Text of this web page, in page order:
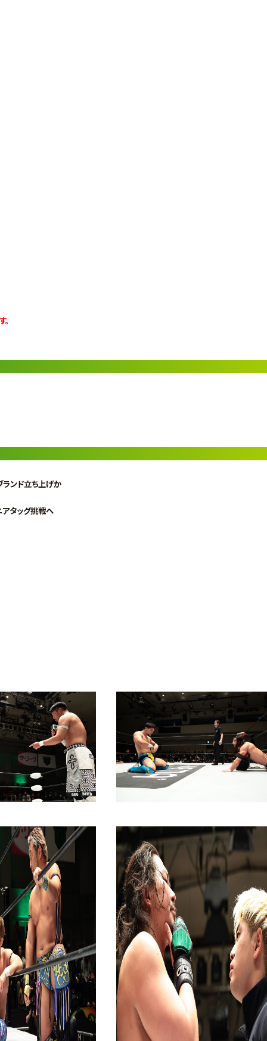
ンド立ち上げか
タッグ挑戦へ